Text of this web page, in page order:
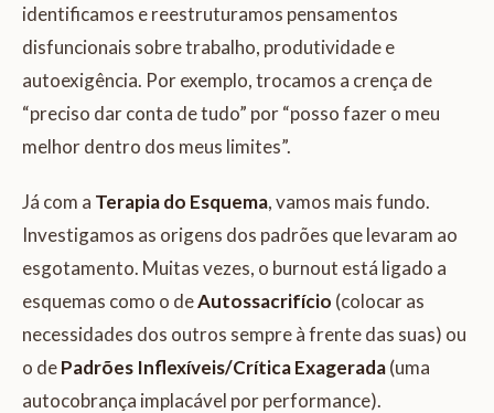
identificamos e reestruturamos pensamentos
disfuncionais sobre trabalho, produtividade e
autoexigência. Por exemplo, trocamos a crença de
“preciso dar conta de tudo” por “posso fazer o meu
melhor dentro dos meus limites”.
Já com a Terapia do Esquema, vamos mais fundo.
Investigamos as origens dos padrões que levaram ao
esgotamento. Muitas vezes, o burnout está ligado a
esquemas como o deAutossacrifício (colocar as
necessidades dos outros sempre à frente das suas) ou
o dePadrões Inflexíveis/Crítica Exagerada(uma
autocobrança implacável por performance).